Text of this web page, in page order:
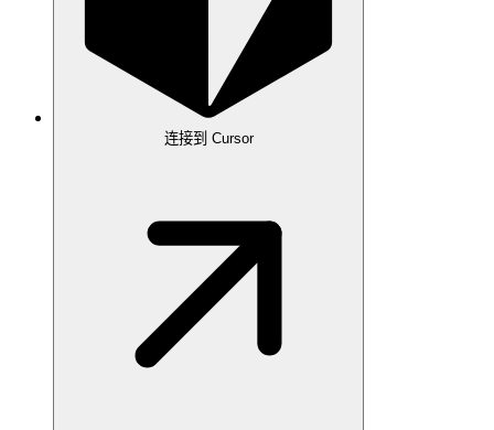
连接到 Cursor